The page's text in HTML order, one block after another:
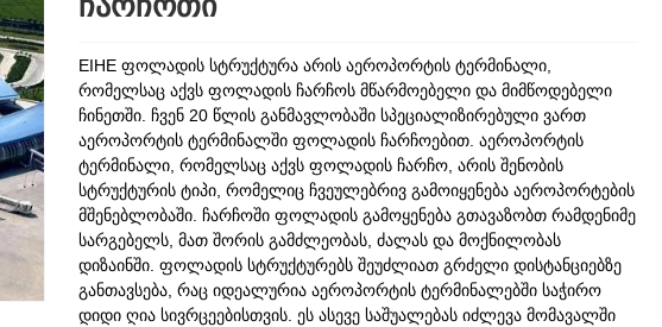
EIHE ფოლადის სტრუქტურა არის აეროპორტის ტერმინალი,
რომელსაც აქვს ფოლადის ჩარჩოს მწარმოებელი და მიმწოდებელი
ჩინეთში. ჩვენ 20 წლის განმავლობაში სპეციალიზირებული ვართ
აეროპორტის ტერმინალში ფოლადის ჩარჩოებით. აეროპორტის
ტერმინალი, რომელსაც აქვს ფოლადის ჩარჩო, არის შენობის
სტრუქტურის ტიპი, რომელიც ჩვეულებრივ გამოიყენება აეროპორტების
მშენებლობაში. ჩარჩოში ფოლადის გამოყენება გთავაზობთ რამდენიმე
სარგებელს, მათ შორის გამძლეობას, ძალას და მოქნილობას
დიზაინში. ფოლადის სტრუქტურებს შეუძლიათ გრძელი დისტანციებზე
განთავსება, რაც იდეალურია აეროპორტის ტერმინალებში საჭირო
დიდი ღია სივრცეებისთვის. ეს ასევე საშუალებას იძლევა მომავალში